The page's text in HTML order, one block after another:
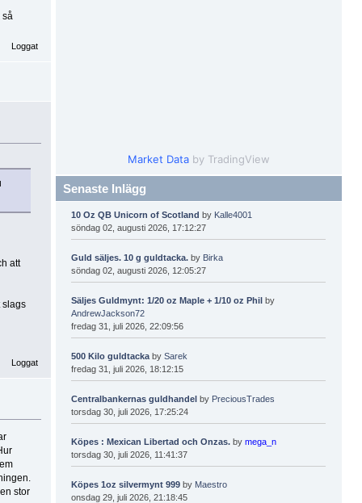
så
Loggat
att
slags
Loggat
stor
Market Data by TradingView
Senaste Inlägg
10 Oz QB Unicorn of Scotland by Kalle4001
söndag 02, augusti 2026, 17:12:27
Guld säljes. 10 g guldtacka. by Birka
söndag 02, augusti 2026, 12:05:27
Säljes Guldmynt: 1/20 oz Maple + 1/10 oz Phil by
AndrewJackson72
fredag 31, juli 2026, 22:09:56
500 Kilo guldtacka bySarek
fredag 31, juli 2026, 18:12:15
Centralbankernas guldhandel by PreciousTrades
torsdag 30, juli 2026, 17:25:24
Köpes : Mexican Libertad och Onzas. bymega_n
torsdag 30, juli 2026, 11:41:37
Köpes 1oz silvermynt 999 by Maestro
onsdag 29, juli 2026, 21:18:45